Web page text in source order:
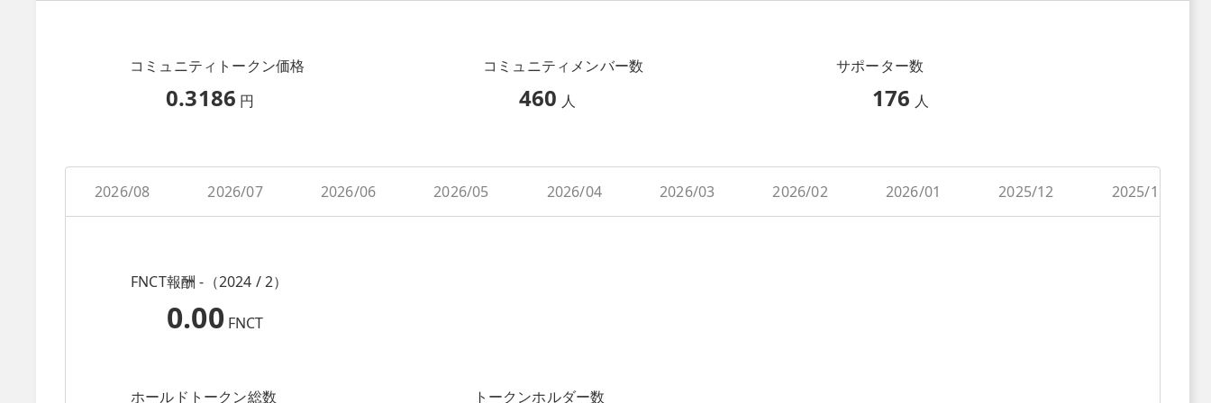
コミュニティトークン価格
0.3186 円
コミュニティメンバー数
460 人
サポーター数
176 人
2026/08 2026/07 2026/06 2026/05 2026/04 2026/03 2026/02 2026/01 2025/12 2025/11
FNCT報酬 -（2024 / 2）
0.00 FNCT
ホールドトークン総数 トークンホルダー数